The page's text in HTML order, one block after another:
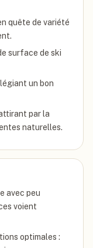
quête de variété
surface de ski
un bon
par la
naturelles.
avec peu
voient
optimales :